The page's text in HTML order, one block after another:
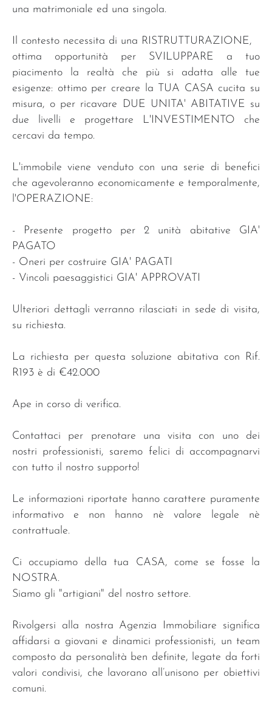
una matrimoniale ed una singola.
Il contesto necessita di una RISTRUTTURAZIONE,
ottima opportunità per SVILUPPARE a tuo
piacimento la realtà che più si adatta alle tue
esigenze: ottimo per creare la TUA CASA cucita su
misura, o per ricavare DUE UNITA' ABITATIVE su
due livelli e progettare L'INVESTIMENTO che
cercavi da tempo.
L'immobile viene venduto con una serie di benefici
che agevoleranno economicamente e temporalmente,
l'OPERAZIONE:
- Presente progetto per 2 unità abitative GIA'
PAGATO
- Oneri per costruire GIA' PAGATI
- Vincoli paesaggistici GIA' APPROVATI
Ulteriori dettagli verranno rilasciati in sede di visita,
su richiesta.
La richiesta per questa soluzione abitativa con Rif.
R193 è di €42.000
Ape in corso di verifica.
Contattaci per prenotare una visita con uno dei
nostri professionisti, saremo felici di accompagnarvi
con tutto il nostro supporto!
Le informazioni riportate hanno carattere puramente
informativo e non hanno nè valore legale nè
contrattuale.
Ci occupiamo della tua CASA, come se fosse la
NOSTRA.
Siamo gli "artigiani" del nostro settore.
Rivolgersi alla nostra Agenzia Immobiliare significa
affidarsi a giovani e dinamici professionisti, un team
composto da personalità ben definite, legate da forti
valori condivisi, che lavorano all’unisono per obiettivi
comuni.